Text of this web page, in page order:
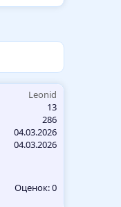
Leonid
13
286
04.03.2026
04.03.2026
Оценок: 0